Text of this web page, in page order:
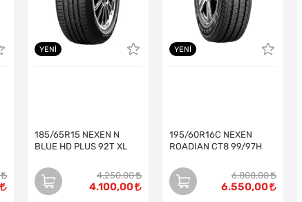
YENI
185/65R15 NEXEN N
BLUE HD PLUS 92T XL
4.250,00
4.100,00
YENI
195/60R16C NEXEN
ROADIAN CT8 99/97H
6.800,00
6.550,00